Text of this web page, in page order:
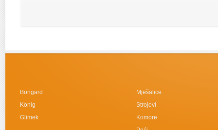
Bongard
König
Glimek
Mješalice
Strojevi
Komore